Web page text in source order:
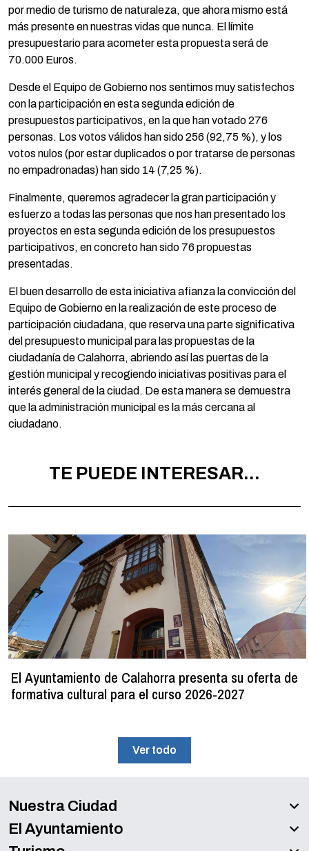
por medio de turismo de naturaleza, que ahora mismo está
más presente en nuestras vidas que nunca. El límite
presupuestario para acometer esta propuesta será de
70.000 Euros.
Desde el Equipo de Gobierno nos sentimos muy satisfechos
con la participación en esta segunda edición de
presupuestos participativos, en la que han votado 276
personas. Los votos válidos han sido 256 (92,75 %), y los
votos nulos (por estar duplicados o por tratarse de personas
no empadronadas) han sido 14 (7,25 %).
Finalmente, queremos agradecer la gran participación y
esfuerzo a todas las personas que nos han presentado los
proyectos en esta segunda edición de los presupuestos
participativos, en concreto han sido 76 propuestas
presentadas.
El buen desarrollo de esta iniciativa afianza la convicción del
Equipo de Gobierno en la realización de este proceso de
participación ciudadana, que reserva una parte significativa
del presupuesto municipal para las propuestas de la
ciudadanía de Calahorra, abriendo así las puertas de la
gestión municipal y recogiendo iniciativas positivas para el
interés general de la ciudad. De esta manera se demuestra
que la administración municipal es la más cercana al
ciudadano.
TE PUEDE INTERESAR...
El Ayuntamiento de Calahorra presenta su oferta de
formativa cultural para el curso 2026-2027
Ver todo
Nuestra Ciudad
El Ayuntamiento